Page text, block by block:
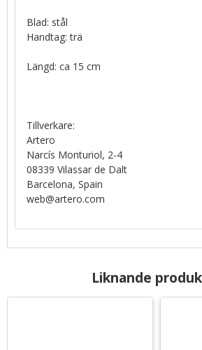
Blad: stål
Handtag: trä
Längd: ca 15 cm
Tillverkare:
Artero
Narcís Monturiol, 2-4
08339 Vilassar de Dalt
Barcelona, Spain
web@artero.com
Liknande